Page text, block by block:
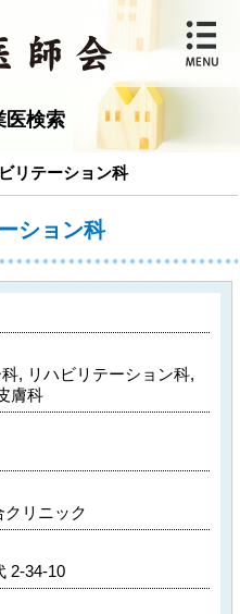
医検索
リテーション科
ション科
, リハビリテーション科,
膚科
リニック
2-34-10